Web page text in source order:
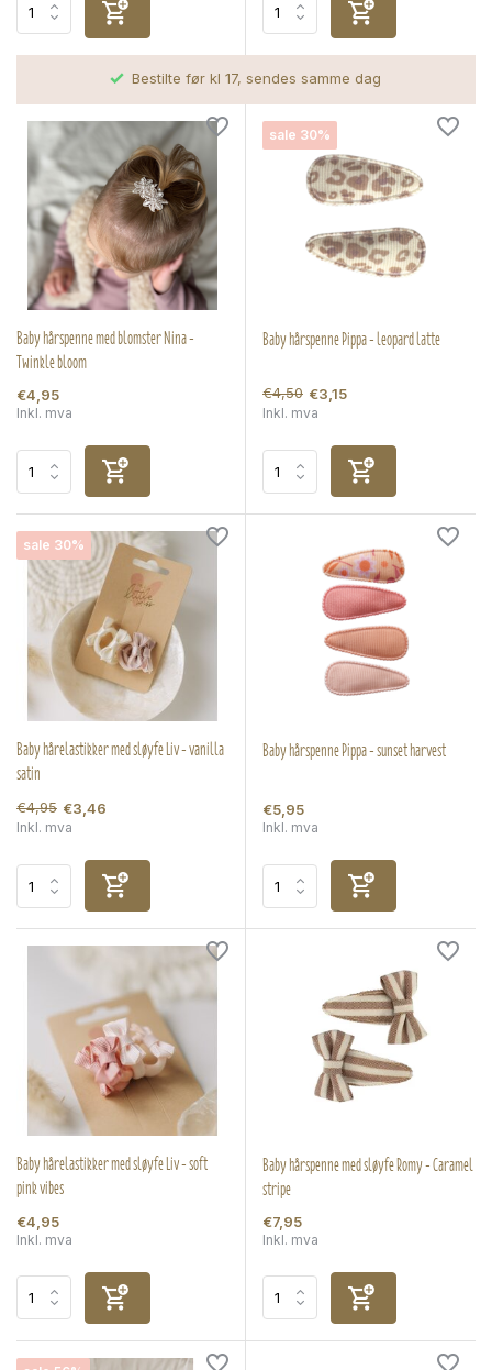
Bestilte før kl 17, sendes samme dag
Baby hårspenne med blomster Nina -
Twinkle bloom
€4,95
Inkl. mva
sale 30%
Baby hårspenne Pippa - leopard latte
€4,50 €3,15
Inkl. mva
sale 30%
Baby hårelastikker med sløyfe Liv - vanilla
satin
€4,95 €3,46
Inkl. mva
Baby hårspenne Pippa - sunset harvest
€5,95
Inkl. mva
Baby hårelastikker med sløyfe Liv - soft
pink vibes
€4,95
Inkl. mva
Baby hårspenne med sløyfe Romy - Caramel
stripe
€7,95
Inkl. mva